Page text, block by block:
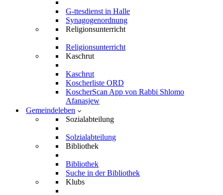
G-ttesdienst in Halle
Synagogenordnung
Religionsunterricht
Religionsunterricht
Kaschrut
Kaschrut
Koscherliste ORD
KoscherScan App von Rabbi Shlomo
Afanasjew
Gemeindeleben
Sozialabteilung
Solzialabteilung
Bibliothek
Bibliothek
Suche in der Bibliothek
Klubs